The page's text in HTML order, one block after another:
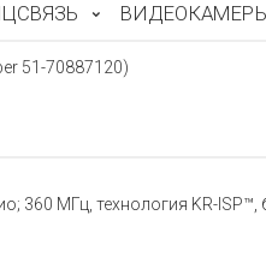
51-70887120)
360 МГц, технология KR-ISP™,